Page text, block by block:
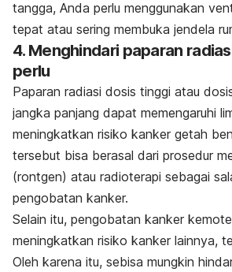
tangga, Anda perlu menggunakan
tepat atau sering membuka jendela
4. Menghindari paparan
perlu
Paparan radiasi dosis tinggi atau
jangka panjang dapat memengaruhi
meningkatkan risiko kanker getah
tersebut bisa berasal dari prosedur
(rontgen) atau radioterapi sebagai
pengobatan kanker.
Selain itu, pengobatan kanker
meningkatkan risiko kanker lainnya,
Oleh karena itu, sebisa mungkin